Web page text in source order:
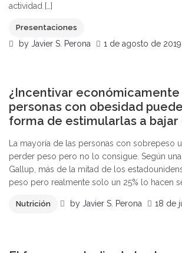
actividad […]
Presentaciones
by Javier S. Perona 1 de agosto de 2019
¿Incentivar económicamente
personas con obesidad
forma de estimularlas a bajar
La mayoría de las personas con sobrepeso
perder peso pero no lo consigue. Según
Gallup, más de la mitad de los
peso pero realmente solo un 25% lo hacen
Nutrición by Javier S. Perona 18 de